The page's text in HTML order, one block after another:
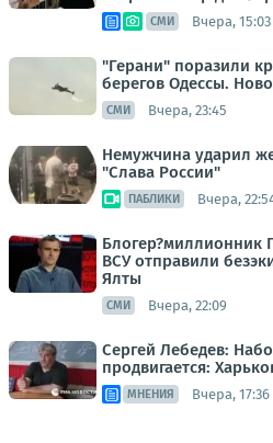
СМИ Вчера, 15:03
"Герани" поразили
берегов Одессы.
СМИ Вчера, 23:45
Немужчина ударил
"Слава России"
ПАБЛИКИ Вчера,
Блогер?миллионник
ВСУ отправили
Ялты
СМИ Вчера, 22:09
Сергей Лебедев:
продвигается:
МНЕНИЯ Вчера, 17:36